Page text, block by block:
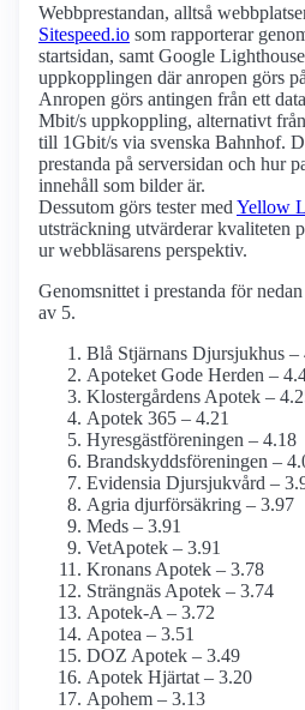
Webbprestandan, alltså
Sitespeed.io som rapporterar
startsidan, samt Google
uppkopplingen där anropen görs
Anropen görs antingen från ett
Mbit/s uppkoppling, alternativt
till 1Gbit/s via svenska Bahnhof.
prestanda på serversidan och hur
innehåll som bilder är.
Dessutom görs tester med Yellow
utsträckning utvärderar kvaliteten
ur webbläsarens perspektiv.
Genomsnittet i prestanda för
av 5.
Blå Stjärnans Djursjukhus –
Apoteket Gode Herden –
Klostergårdens Apotek –
Apotek 365 – 4.21
Hyresgästföreningen – 4.18
Brandskyddsföreningen –
Evidensia Djursjukvård –
Agria djurförsäkring – 3.97
Meds – 3.91
VetApotek – 3.91
Kronans Apotek – 3.78
Strängnäs Apotek – 3.74
Apotek-A – 3.72
Apotea – 3.51
DOZ Apotek – 3.49
Apotek Hjärtat – 3.20
Apohem – 3.13